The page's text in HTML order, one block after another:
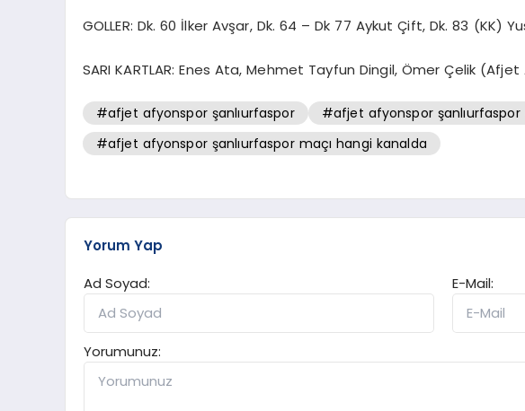
GOLLER: Dk. 60 İlker Avşar, Dk. 64 – Dk 77 Aykut Çift, Dk. 83 (KK)
SARI KARTLAR: Enes Ata, Mehmet Tayfun Dingil, Ömer Çelik
#afjet afyonspor şanlıurfaspor
#afjet afyonspor şanlıurfaspor
#afjet afyonspor şanlıurfaspor maçı hangi kanalda
Yorum Yap
Ad Soyad:
E-Mail:
Yorumunuz: